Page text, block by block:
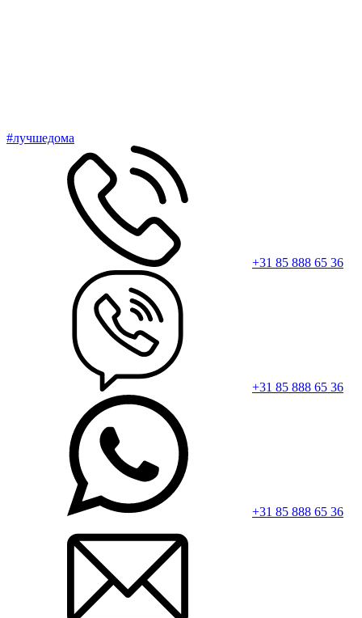
#лучшедома
+31 85 888 65 36
+31 85 888 65 36
+31 85 888 65 36